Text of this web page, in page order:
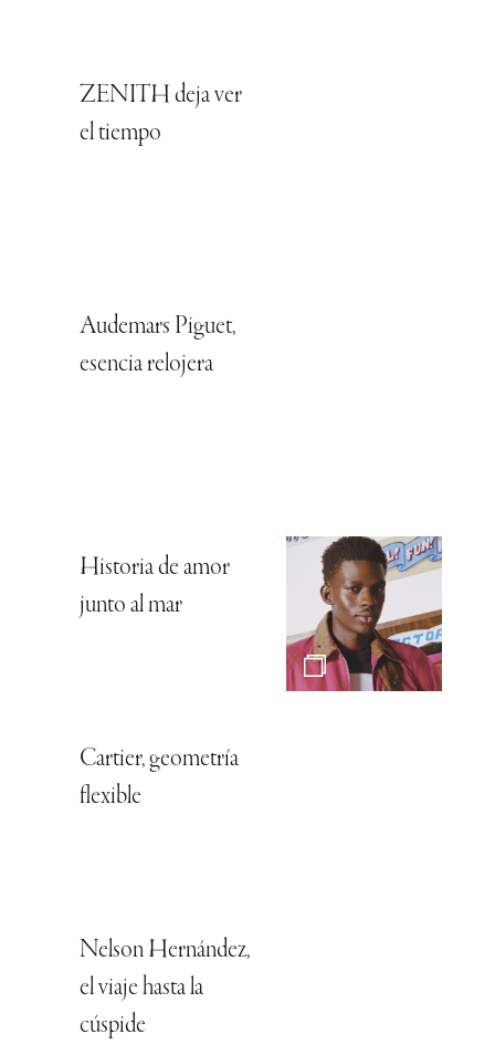
ZENITH deja ver
el tiempo
Audemars Piguet,
esencia relojera
Historia de amor
junto al mar
Cartier, geometría
flexible
Nelson Hernández,
el viaje hasta la
cúspide